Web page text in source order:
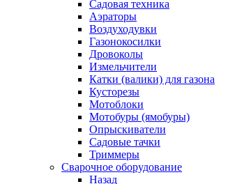
Садовая техника
Аэраторы
Воздуходувки
Газонокосилки
Дровоколы
Измельчители
Катки (валики) для газона
Кусторезы
Мотоблоки
Мотобуры (ямобуры)
Опрыскиватели
Садовые тачки
Триммеры
Сварочное оборудование
Назад